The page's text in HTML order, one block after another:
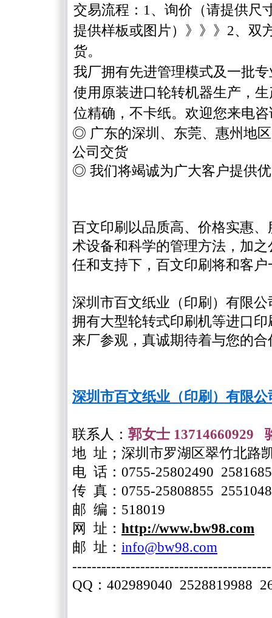
交易流程：1、询价（请提供尺
提供样板或图片）》》》2、双
货。
我厂拥有先进管理模式及一批
使用原装进口轮转机器生产，
位精确，不卡纸。欢迎您来电
◎ 广东的深圳、东莞、惠州地
公司交货
◎ 我们将竭诚为广大客户提供
百文印刷以品质高、价格实惠
术设备和科学的管理方法，加
任和支持下，百文印刷将和客
深圳市百文纸业（印刷）有限
拥有大型轮转式印刷机等进口
来厂参观，真诚期待着与您的合
深圳市百文纸业（印刷）有限公
联系人： 郭女士 13714660929
地 址；深圳市罗湖区翠竹北路
电 话： 0755-25802490
传 真： 0755-25808855
邮 编： 518019
网 址： http://www.bw98.com
邮 址 ： info@bw98.com
QQ：402989040 2528819988